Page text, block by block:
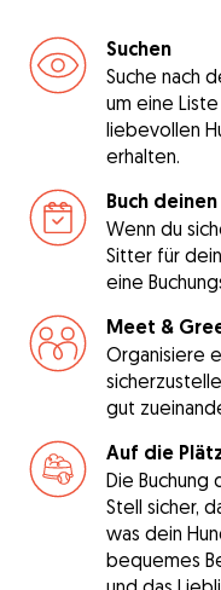
Suchen
Suche nach
um eine
liebevollen
erhalten.
Buch
Wenn du
Sitter für
eine
Meet &
Organisiere
gut
Auf die
Die Buchung
Stell sicher,
was dein
bequemes